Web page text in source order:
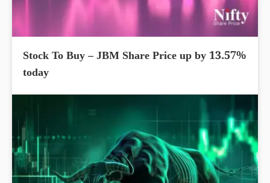
Stock To Buy – JBM Share Price up by 13.57%
today